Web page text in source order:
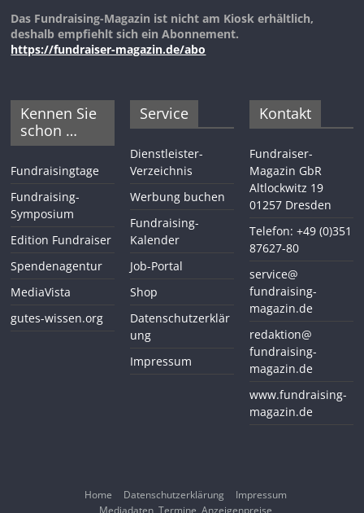
Das Fundraising-Magazin ist nicht am Kiosk erhältlich,
deshalb empfiehlt sich ein Abonnement.
https://fundraiser-magazin.de/abo
Kennen Sie
schon …
Fundraisingtage
Fundraising-
Symposium
Edition Fundraiser
Spendenagentur
MediaVista
gutes-wissen.org
Service
Dienstleister-
Verzeichnis
Werbung buchen
Fundraising-
Kalender
Job-Portal
Shop
Datenschutzerklär
ung
Impressum
Kontakt
Fundraiser-
Magazin GbR
Altlockwitz 19
01257 Dresden
Telefon: +49 (0)351
87627-80
service@
fundraising-
magazin.de
redaktion@
fundraising-
magazin.de
www.fundraising-
magazin.de
Home Datenschutzerklärung
Impressum
Mediadaten, Termine, Anzeigenpreise